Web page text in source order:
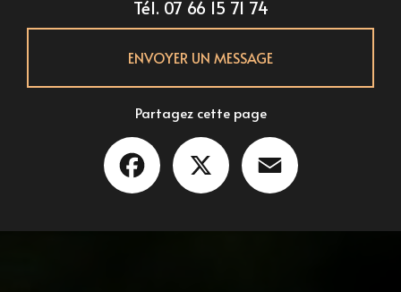
Tél. 07 66 15 71 74
ENVOYER UN MESSAGE
Partagez cette page
Facebook